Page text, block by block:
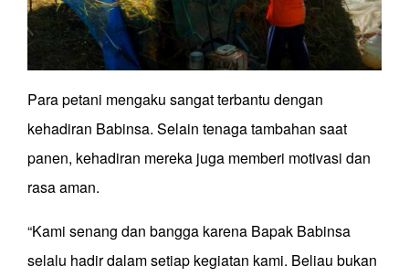
Para petani mengaku sangat terbantu dengan
kehadiran Babinsa. Selain tenaga tambahan saat
panen, kehadiran mereka juga memberi motivasi dan
rasa aman.
“Kami senang dan bangga karena Bapak Babinsa
selalu hadir dalam setiap kegiatan kami. Beliau bukan